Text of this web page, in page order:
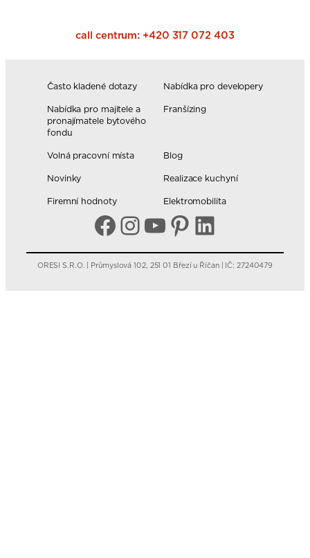
call centrum: +420 317 072 403
Často kladené dotazy
Nabídka pro developery
Nabídka pro majitele a
pronajímatele bytového
fondu
Franšízing
Volná pracovní místa
Blog
Novinky
Realizace kuchyní
Firemní hodnoty
Elektromobilita
Facebook
Instagram
YouTube
Pinterest
LinkedIn
ORESI S.R.O. | Průmyslová 102, 251 01 Březí u Říčan | IČ: 27240479